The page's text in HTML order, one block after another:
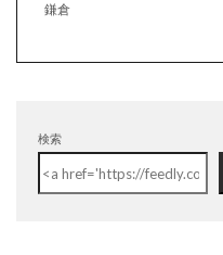
鎌倉
検索